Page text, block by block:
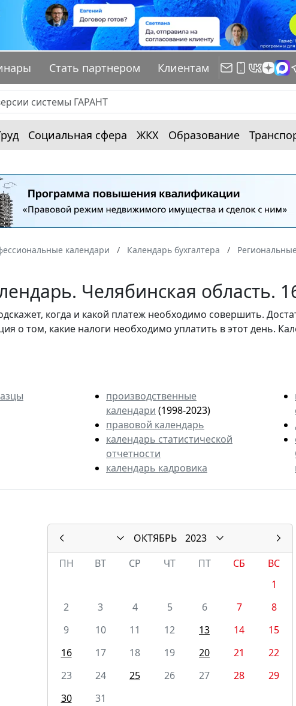
Стать партнером Клиентам
Социальная сфера ЖКХ Образование
календари Календарь бухгалтера
Челябинская область.
когда и какой платеж необходимо совершить.
о том, какие налоги необходимо уплатить в этот день.
производственные
календари (1998-2023)
правовой календарь
календарь статистической
отчетности
календарь кадровика
ОКТЯБРЬ
2023
ПН
ВТ СР ЧТ ПТ СБ
ВС
1
2
3 4 5 6 7
8
9
10 11 12 13 14
15
16
17 18 19 20 21
22
23
24 25 26 27 28
29
30
31